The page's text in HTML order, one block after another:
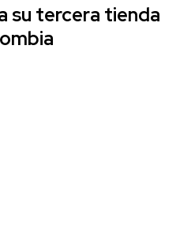
su tercera tienda